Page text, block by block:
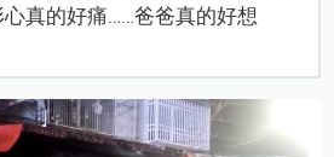
真的好痛……爸爸真的好想